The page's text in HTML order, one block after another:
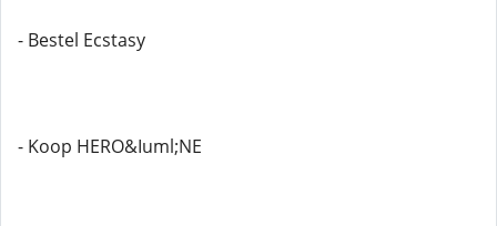
- Bestel Ecstasy
- Koop HERO&Iuml;NE